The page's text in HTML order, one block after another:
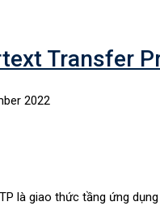
Transfer
2022
là giao thức tầng ứng